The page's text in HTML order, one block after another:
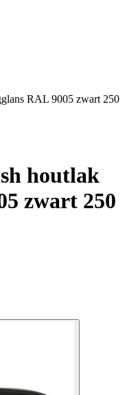
RAL 9005 zwart 250
houtlak
zwart 250